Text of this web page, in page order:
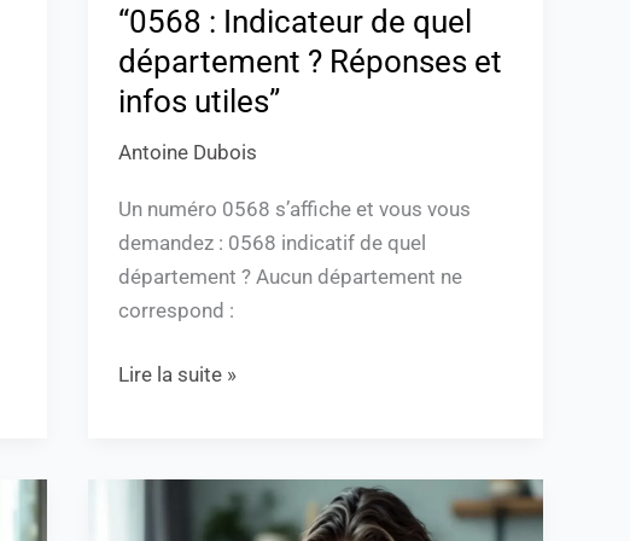
“0568 : Indicateur de quel
département ? Réponses et
infos utiles”
Antoine Dubois
Un numéro 0568 s’affiche et vous vous
demandez : 0568 indicatif de quel
département ? Aucun département ne
correspond :
utiles”
Lire la suite »